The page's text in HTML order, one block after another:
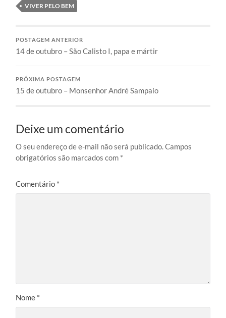
VIVER PELO BEM
POSTAGEM ANTERIOR
14 de outubro – São Calisto I, papa e mártir
PRÓXIMA POSTAGEM
15 de outubro – Monsenhor André Sampaio
Deixe um comentário
O seu endereço de e-mail não será publicado.Campos
obrigatórios são marcados com *
Comentário *
Nome *